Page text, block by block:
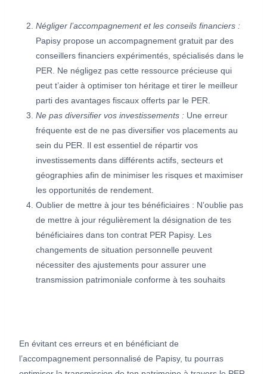
Négliger l’accompagnement et les conseils financiers :
Papisy propose un accompagnement gratuit par des
conseillers financiers expérimentés, spécialisés dans le
PER. Ne négligez pas cette ressource précieuse qui
peut t’aider à optimiser ton héritage et tirer le meilleur
parti des avantages fiscaux offerts par le PER.
Ne pas diversifier vos investissements : Une erreur
fréquente est de ne pas diversifier vos placements au
sein du PER. Il est essentiel de répartir vos
investissements dans différents actifs, secteurs et
géographies afin de minimiser les risques et maximiser
les opportunités de rendement.
Oublier de mettre à jour tes bénéficiaires : N’oublie pas
de mettre à jour régulièrement la désignation de tes
bénéficiaires dans ton contrat PER Papisy. Les
changements de situation personnelle peuvent
nécessiter des ajustements pour assurer une
transmission patrimoniale conforme à tes souhaits
En évitant ces erreurs et en bénéficiant de
l’accompagnement personnalisé de Papisy, tu pourras